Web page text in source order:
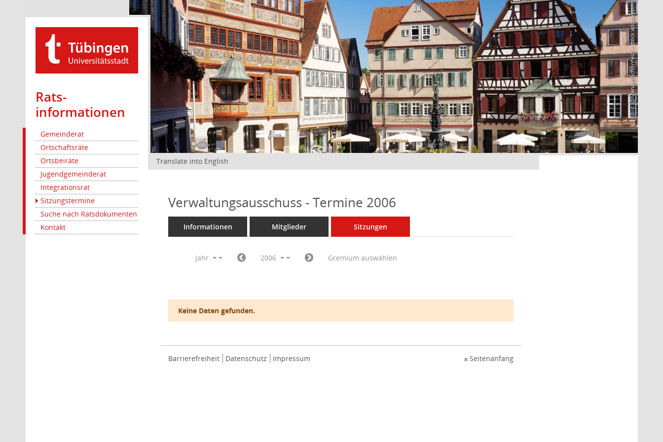
Rats­
informationen
Gemeinderat
Ortschaftsräte
Ortsbeiräte
Jugendgemeinderat
Integrationsrat
Sitzungstermine
Suche nach Ratsdokumenten
Kontakt
Bild: @Manuel Schönfeld – stock.adobe.com
Translate into English
Verwaltungsausschuss - Termine 2006
Informationen Mitglieder Sitzungen
Jahr 2006 Gremium auswählen
Keine Daten gefunden.
Barrierefreiheit Datenschutz Impressum Seitenanfang